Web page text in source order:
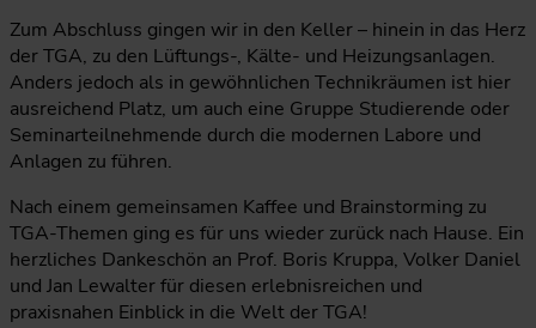
Zum Abschluss gingen wir in den Keller – hinein in das Herz
der TGA, zu den Lüftungs-, Kälte- und Heizungsanlagen.
Anders jedoch als in gewöhnlichen Technikräumen ist hier
ausreichend Platz, um auch eine Gruppe Studierende oder
Seminarteilnehmende durch die modernen Labore und
Anlagen zu führen.
Nach einem gemeinsamen Kaffee und Brainstorming zu
TGA-Themen ging es für uns wieder zurück nach Hause. Ein
herzliches Dankeschön an Prof. Boris Kruppa, Volker Daniel
und Jan Lewalter für diesen erlebnisreichen und
praxisnahen Einblick in die Welt der TGA!